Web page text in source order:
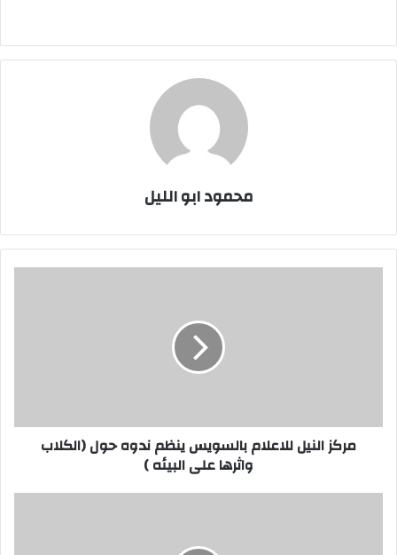
محمود ابو الليل
واثرها
مركز النيل للاعلام بالسويس ينظم ندوه حول (الكلاب
واثرها على البيئه )